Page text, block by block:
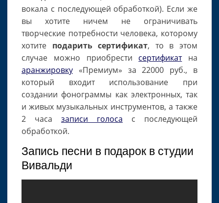
вокала с последующей обработкой). Если же
вы хотите ничем не ограничивать
творческие потребности человека, которому
хотите подарить сертификат, то в этом
случае можно приобрести сертификатна
аранжировку «Премиум» за 22000 руб., в
который входит использование при
создании фонограммы как электронных, так
и живых музыкальных инструментов, а также
2 часа записи голоса с последующей
обработкой.
Запись песни в подарок в студии
Вивальди